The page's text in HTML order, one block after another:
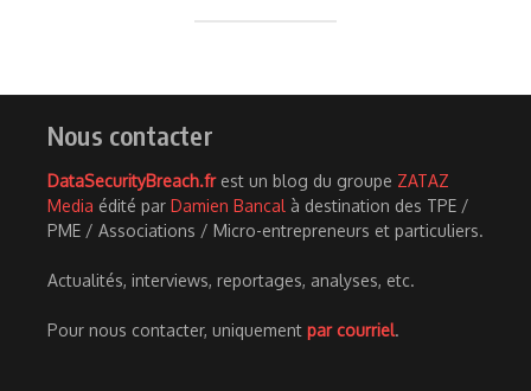
Nous contacter
DataSecurityBreach.frest un blog du groupe ZATAZ
Media édité par Damien Bancal à destination des TPE /
PME / Associations / Micro-entrepreneurs et particuliers.
Actualités, interviews, reportages, analyses, etc.
Pour nous contacter, uniquement par courriel.